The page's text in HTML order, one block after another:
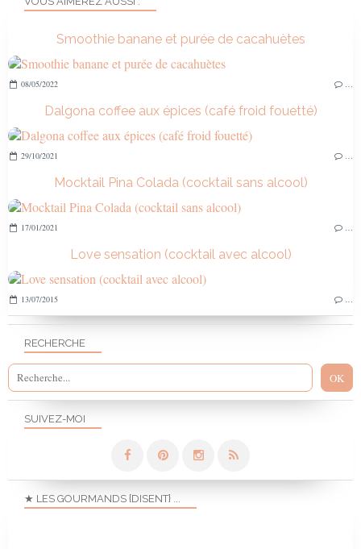
SUIVEZ-MOI
RECHERCHE
Smoothie banane et purée de cacahuètes
08/05/2022
Dalgona coffee aux épices (café froid fouetté)
29/10/2021
Mocktail Pina Colada (cocktail sans alcool)
17/01/2021
Love sensation (cocktail avec alcool)
13/07/2015
★ LES GOURMANDS {DISENT} ...